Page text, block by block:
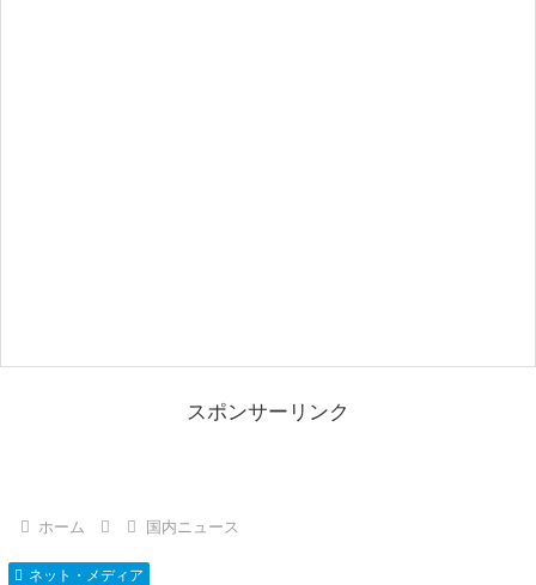
スポンサーリンク
ホーム 国内ニュース
ネット・メディア